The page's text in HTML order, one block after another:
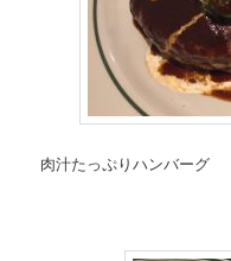
肉汁たっぷりハンバーグ